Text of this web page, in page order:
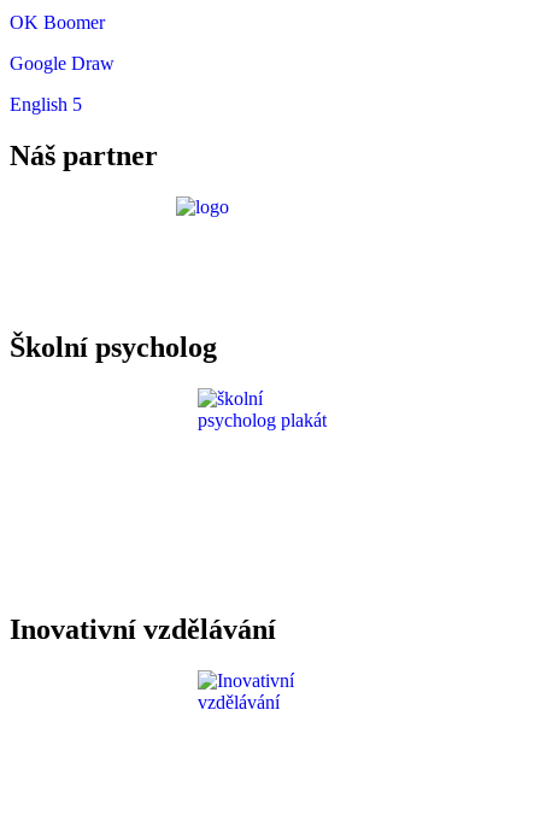
OK Boomer
Google Draw
English 5
Náš partner
Školní psycholog
Inovativní vzdělávání